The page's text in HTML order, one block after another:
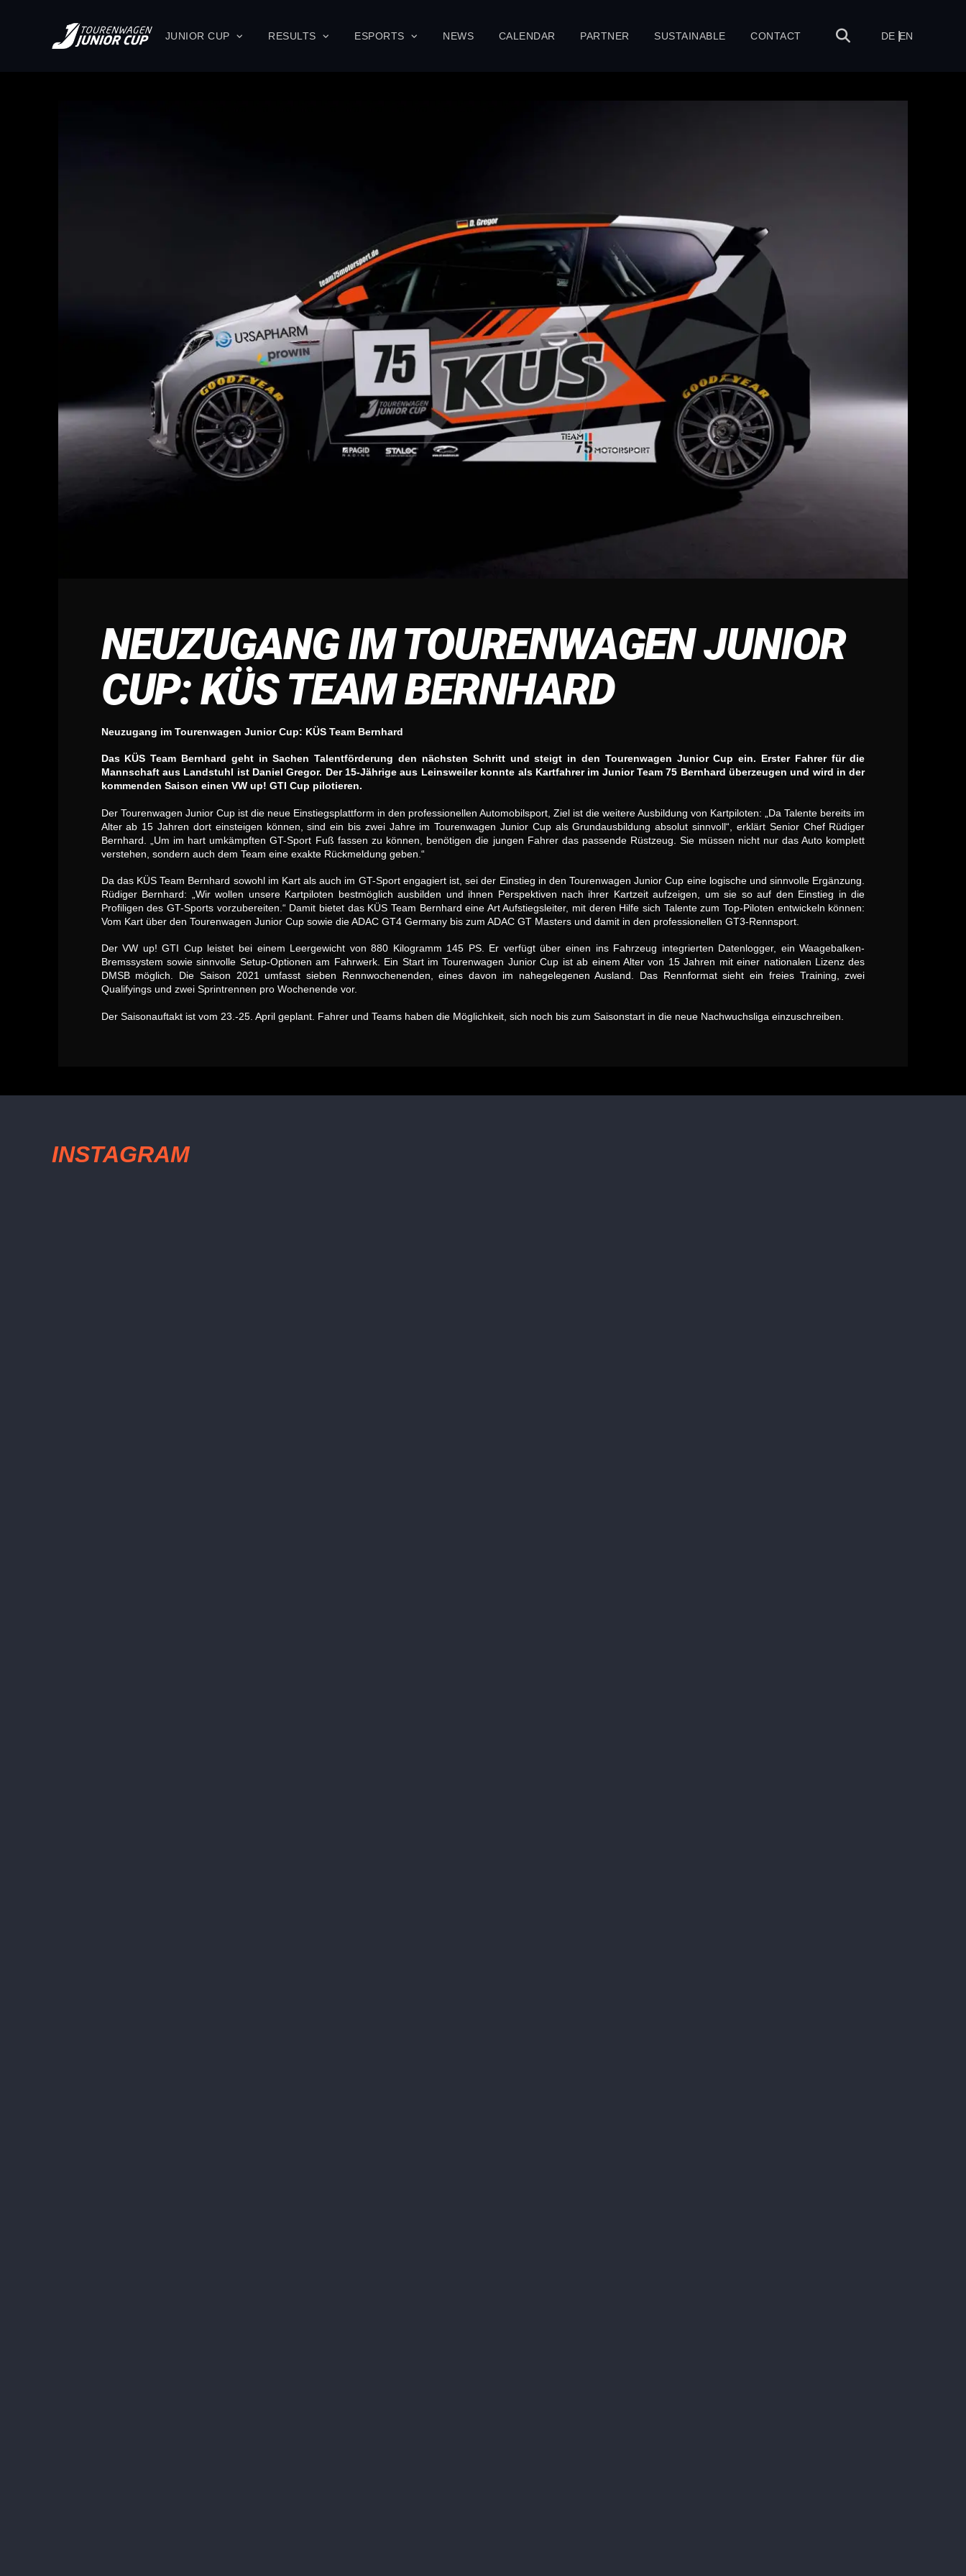
JUNIOR CUP RESULTS ESPORTS NEWS CALENDAR PARTNER SUSTAINABLE CONTACT DE EN
NEUZUGANG IM TOURENWAGEN JUNIOR
CUP: KÜS TEAM BERNHARD
Neuzugang im Tourenwagen Junior Cup: KÜS Team Bernhard
Das KÜS Team Bernhard geht in Sachen Talentförderung den nächsten Schritt und steigt in den Tourenwagen Junior Cup ein. Erster Fahrer für die
Mannschaft aus Landstuhl ist Daniel Gregor. Der 15-Jährige aus Leinsweiler konnte als Kartfahrer im Junior Team 75 Bernhard überzeugen und wird in der
kommenden Saison einen VW up! GTI Cup pilotieren.
Der Tourenwagen Junior Cup ist die neue Einstiegsplattform in den professionellen Automobilsport, Ziel ist die weitere Ausbildung von Kartpiloten: „Da Talente bereits im
Alter ab 15 Jahren dort einsteigen können, sind ein bis zwei Jahre im Tourenwagen Junior Cup als Grundausbildung absolut sinnvoll“, erklärt Senior Chef Rüdiger
Bernhard. „Um im hart umkämpften GT-Sport Fuß fassen zu können, benötigen die jungen Fahrer das passende Rüstzeug. Sie müssen nicht nur das Auto komplett
verstehen, sondern auch dem Team eine exakte Rückmeldung geben.“
Da das KÜS Team Bernhard sowohl im Kart als auch im GT-Sport engagiert ist, sei der Einstieg in den Tourenwagen Junior Cup eine logische und sinnvolle Ergänzung.
Rüdiger Bernhard: „Wir wollen unsere Kartpiloten bestmöglich ausbilden und ihnen Perspektiven nach ihrer Kartzeit aufzeigen, um sie so auf den Einstieg in die
Profiligen des GT-Sports vorzubereiten.“ Damit bietet das KÜS Team Bernhard eine Art Aufstiegsleiter, mit deren Hilfe sich Talente zum Top-Piloten entwickeln können:
Vom Kart über den Tourenwagen Junior Cup sowie die ADAC GT4 Germany bis zum ADAC GT Masters und damit in den professionellen GT3-Rennsport.
Der VW up! GTI Cup leistet bei einem Leergewicht von 880 Kilogramm 145 PS. Er verfügt über einen ins Fahrzeug integrierten Datenlogger, ein Waagebalken-
Bremssystem sowie sinnvolle Setup-Optionen am Fahrwerk. Ein Start im Tourenwagen Junior Cup ist ab einem Alter von 15 Jahren mit einer nationalen Lizenz des
DMSB möglich. Die Saison 2021 umfasst sieben Rennwochenenden, eines davon im nahegelegenen Ausland. Das Rennformat sieht ein freies Training, zwei
Qualifyings und zwei Sprintrennen pro Wochenende vor.
Der Saisonauftakt ist vom 23.-25. April geplant. Fahrer und Teams haben die Möglichkeit, sich noch bis zum Saisonstart in die neue Nachwuchsliga einzuschreiben.
INSTAGRAM